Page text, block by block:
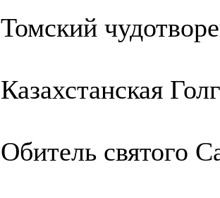
Томский
Казахстанская
Обитель святого